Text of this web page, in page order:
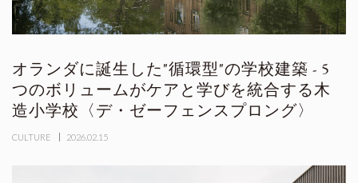
オランダに誕生した"循環型"の学校建築 - 5
つのボリュームがケアと学びを統合する木
造小学校〈デ・ゼーフェンスプロング〉
CULTURE 2026.02.15